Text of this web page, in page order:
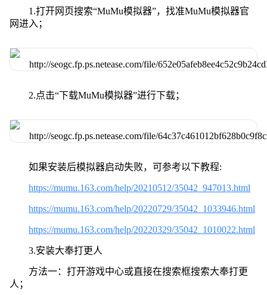
1.打开网页搜索“MuMu模拟器”，找准MuMu模拟器官
网进入；
2.点击“下载MuMu模拟器”进行下载；
如果安装后模拟器启动失败，可参考以下教程:
https://mumu.163.com/help/20210512/35042_947013.html
https://mumu.163.com/help/20220729/35042_1033946.html
https://mumu.163.com/help/20220329/35042_1010022.html
3.安装大奉打更人
方法一：打开游戏中心或直接在搜索框搜索大奉打更
人；